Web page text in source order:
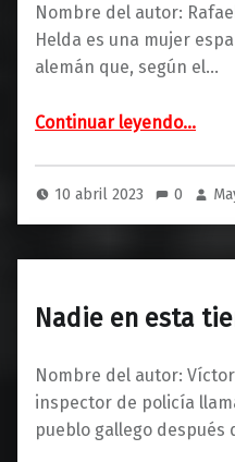
Nombre del autor:
Helda es una mujer
alemán que, según el…
Continuar leyendo“La voz de los valientes
…
10 abril 2023 0
Nadie en esta
Nombre del autor:
inspector de policía
pueblo gallego después